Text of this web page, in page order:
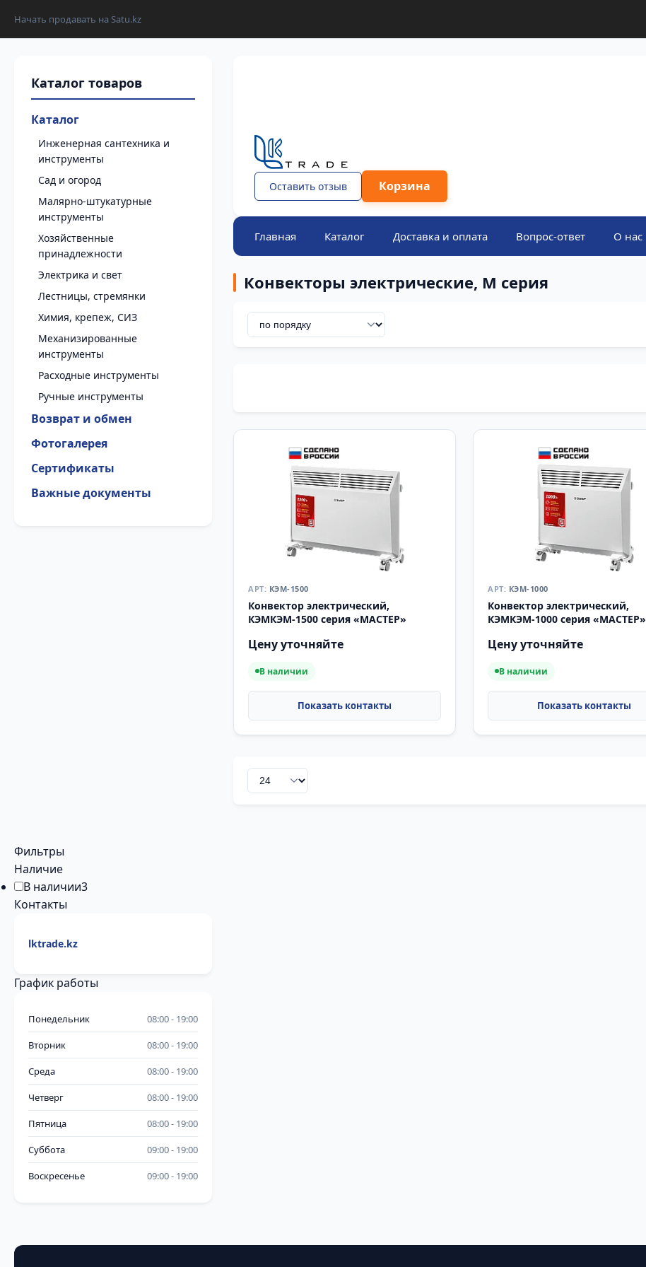
Начать продавать на Satu.kz
Каталог
Инженерная сантехника и
инструменты
Сад и огород
Малярно-штукатурные
инструменты
Хозяйственные
принадлежности
Электрика и свет
Лестницы, стремянки
Химия, крепеж, СИЗ
Механизированные
инструменты
Расходные инструменты
Ручные инструменты
Возврат и обмен
Фотогалерея
Сертификаты
Важные документы
Оставить отзыв Корзина
Главная Каталог Доставка и оплата Вопрос-ответ О нас
Конвекторы электрические, М серия
КЭМ-1500
Конвектор электрический,
КЭМКЭМ-1500 серия «МАСТЕР»
Цену уточняйте
В наличии
КЭМ-1000
Конвектор электрический,
КЭМКЭМ-1000 серия «МАСТЕР»
Цену уточняйте
В наличии
Фильтры
Наличие
В наличии3
Контакты
lktrade.kz
График работы
Понедельник 08:00 19:00
Вторник 08:00 19:00
Среда 08:00 19:00
Четверг 08:00 19:00
Пятница 08:00 19:00
Суббота 09:00 19:00
Воскресенье 09:00 19:00